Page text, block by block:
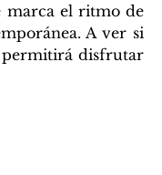
marca el ritmo de
A ver si
permitirá disfrutar